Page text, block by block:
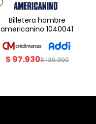
billetera hombre
americanino 1040041
$ 97.930$139.900